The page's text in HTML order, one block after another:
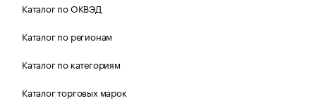
Каталог по ОКВЭД
Каталог по регионам
Каталог по категориям
Каталог торговых марок